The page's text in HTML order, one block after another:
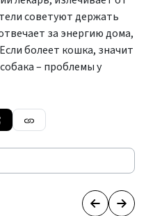
советуют держать
за энергию дома,
болеет кошка, значит
– проблемы у